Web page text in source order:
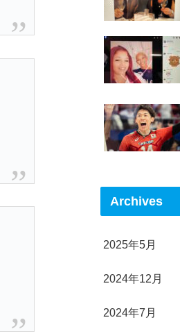
Archives
2025年5月
2024年12月
2024年7月